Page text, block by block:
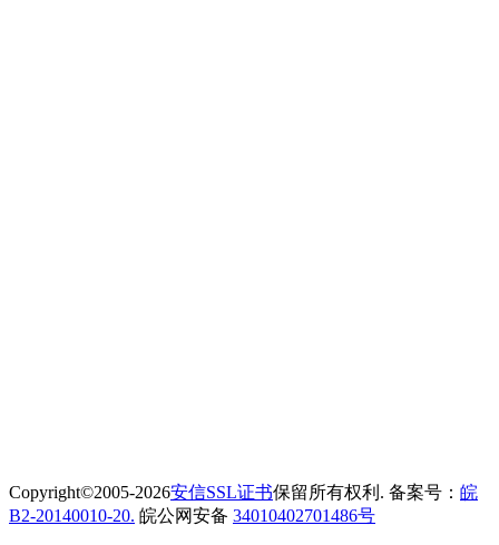
Copyright©2005-2026安信SSL证书保留所有权利. 备案号： 皖
B2-20140010-20. 皖公网安备 34010402701486号